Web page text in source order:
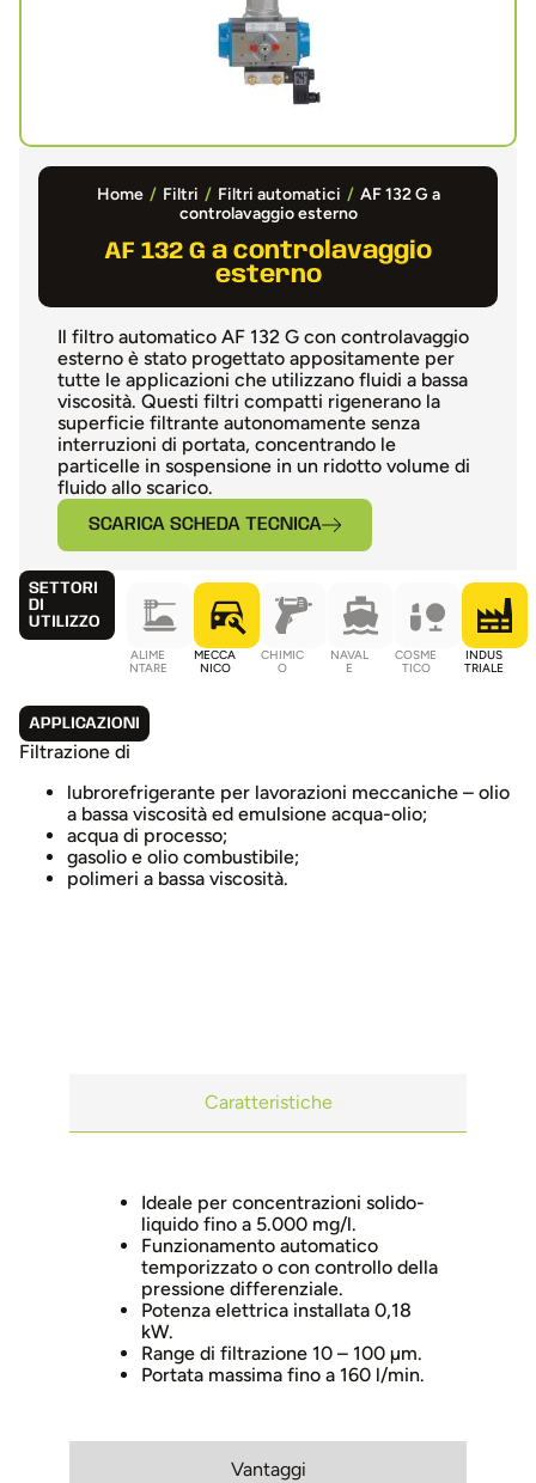
Home / Filtri / Filtri automatici / AF 132 G a
controlavaggio esterno
AF 132 G a controlavaggio
esterno
Il filtro automatico AF 132 G con controlavaggio
esterno è stato progettato appositamente per
tutte le applicazioni che utilizzano fluidi a bassa
viscosità. Questi filtri compatti rigenerano la
superficie filtrante autonomamente senza
interruzioni di portata, concentrando le
particelle in sospensione in un ridotto volume di
fluido allo scarico.
SCARICA SCHEDA TECNICA
SETTORI
DI
UTILIZZO
ALIME
NTARE
MECCA
NICO
CHIMIC
O
NAVAL
E
COSME
TICO
INDUS
TRIALE
APPLICAZIONI
Filtrazione di
lubrorefrigerante per lavorazioni meccaniche – olio
a bassa viscosità ed emulsione acqua-olio;
acqua di processo;
gasolio e olio combustibile;
polimeri a bassa viscosità.
Caratteristiche
Vantaggi
Ideale per concentrazioni solido-
liquido fino a 5.000 mg/l.
Funzionamento automatico
temporizzato o con controllo della
pressione differenziale.
Potenza elettrica installata 0,18
kW.
Range di filtrazione 10 – 100 µm.
Portata massima fino a 160 l/min.